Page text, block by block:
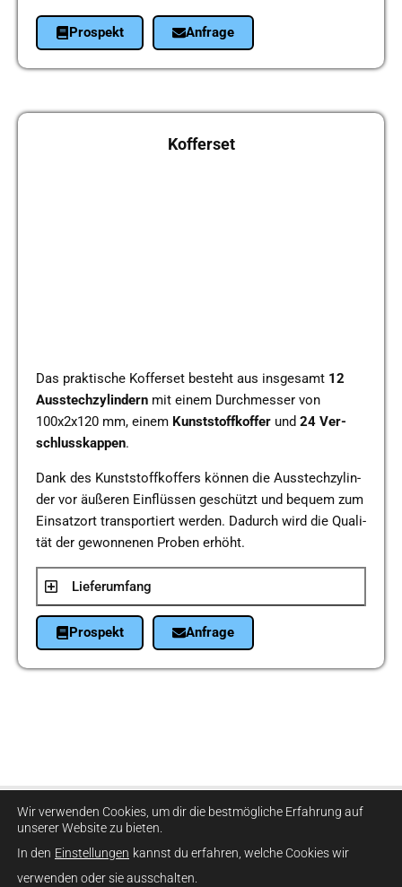
Pro­spekt Anfra­ge
Kof­fer­set
Das prak­ti­sche Kof­fer­set besteht aus ins­ge­samt 12
Aus­stech­zy­lin­dern mit einem Durch­mes­ser von
100x2x120 mm, einem Kunst­stoff­kof­fer und 24 Ver­
schluss­kap­pen.
Dank des Kunst­stoff­kof­fers können die Aus­stech­zy­lin­
der vor äuße­ren Ein­flüs­sen geschützt und bequem zum
Ein­satz­ort trans­por­tiert werden. Dadurch wird die Qua­li­
tät der gewon­ne­nen Proben erhöht.
Lie­fer­um­fang
Pro­spekt Anfra­ge
Stadt:
Meßgeräte und Apparatebau
30989 Gehrden, Germany
Telefon: +49 5108 3555
+49 5108 3500
Wir verwenden Cookies, um dir die bestmögliche Erfahrung auf
unserer Website zu bieten.
In den Einstellungen kannst du erfahren, welche Cookies wir
verwenden oder sie ausschalten.